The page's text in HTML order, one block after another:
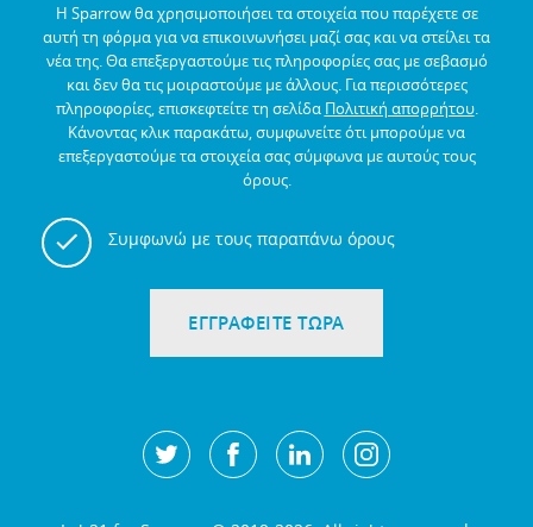
Η Sparrow θα χρησιμοποιήσει τα στοιχεία που παρέχετε σε
αυτή τη φόρμα για να επικοινωνήσει μαζί σας και να στείλει τα
νέα της.Θα επεξεργαστούμε τις πληροφορίες σας με σεβασμό
και δεν θα τις μοιραστούμε με άλλους. Για περισσότερες
πληροφορίες, επισκεφτείτε τη σελίδα Πολιτική απορρήτου.
Κάνοντας κλικ παρακάτω, συμφωνείτε ότι μπορούμε να
επεξεργαστούμε τα στοιχεία σας σύμφωνα με αυτούς τους
όρους.
Συμφωνώ με τους παραπάνω όρους
ΕΓΓΡΑΦΕΙΤΕ ΤΩΡΑ